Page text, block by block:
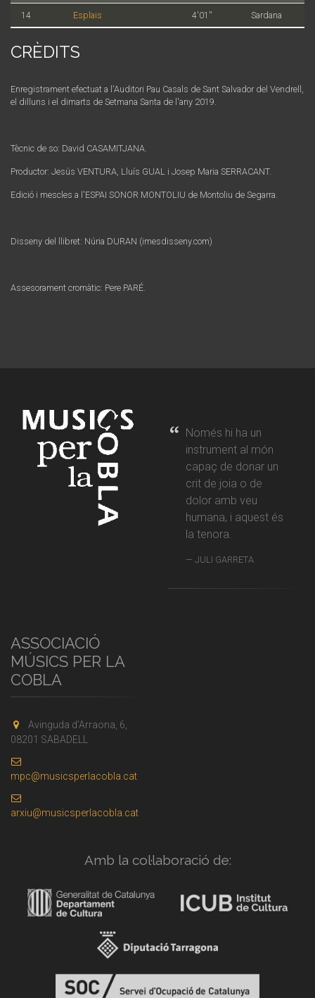
14 Esplais 4'01'' Sardana
CRÈDITS
Enregistrament efectuat a l'Auditori Pau Casals de Sant Salvador del Vendrell,
el dilluns i el dimarts de Setmana Santa de l'any 2019.
Tècnic de so: David CASAMITJANA.
Productor: Jesús VENTURA, Lluís GUAL i Josep Maria SERRACANT.
Edició i mescles a l'ESPAI SONOR MONTOLIU de Montoliu de Segarra.
Disseny del llibret: Núria DURAN (imesdisseny.com)
Assesorament cromàtic: Pere PARÉ.
Només hi ha un
instrument al món
capaç de donar un
crit de joia o de
dolor amb veu
humana, i aquest és
la tenora.
JULI GARRETA
ASSOCIACIÓ
MÚSICS PER LA
COBLA
Avinguda d'Arraona, 6,
08201 SABADELL
mpc@musicsperlacobla.cat
arxiu@musicsperlacobla.cat
Amb la col·laboració de: